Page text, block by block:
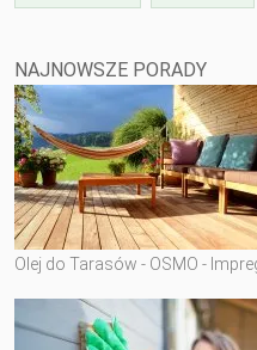
NAJNOWSZE PORADY
Olej do Tarasów - OSMO -